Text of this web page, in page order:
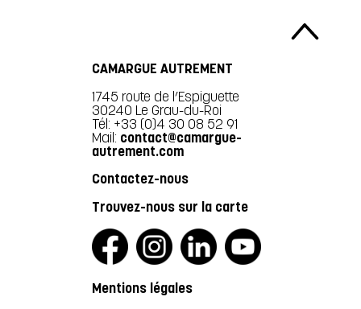
CAMARGUE AUTREMENT
1745 route de l’Espiguette
30240 Le Grau-du-Roi
Tél: +33 (0)4 30 08 52 91
Mail: contact@camargue-
autrement.com
Contactez-nous
Trouvez-nous sur la carte
Mentions légales